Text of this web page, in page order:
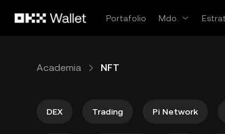
Portafolio
Mdo.
Academia NFT
DEX Trading Pi Network